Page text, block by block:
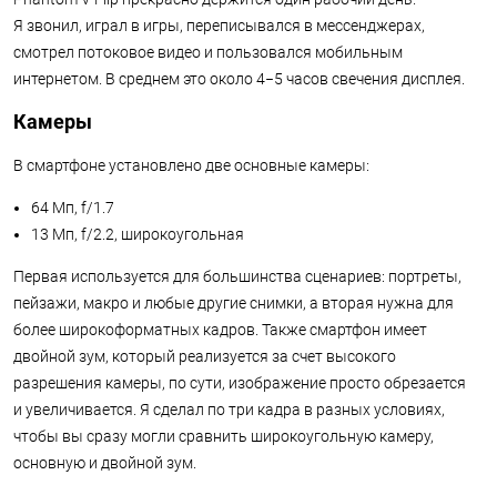
Я звонил, играл в игры, переписывался в мессенджерах,
смотрел потоковое видео и пользовался мобильным
интернетом. В среднем это около 4−5 часов свечения дисплея.
Камеры
В смартфоне установлено две основные камеры:
64 Мп, f/1.7
13 Мп, f/2.2, широкоугольная
Первая используется для большинства сценариев: портреты,
пейзажи, макро и любые другие снимки, а вторая нужна для
более широкоформатных кадров. Также смартфон имеет
двойной зум, который реализуется за счет высокого
разрешения камеры, по сути, изображение просто обрезается
и увеличивается. Я сделал по три кадра в разных условиях,
чтобы вы сразу могли сравнить широкоугольную камеру,
основную и двойной зум.